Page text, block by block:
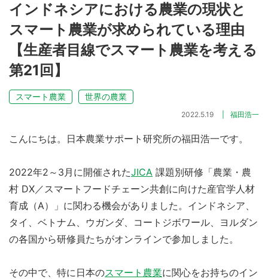
インドネシアにおける農業の現状と
スマート農業が求められている理由
【生産者目線でスマート農業を考える
第21回】
スマート農業 世界の農業
2022.5.19 福田浩一
こんにちは。日本農業サポート研究所の福田浩一です。
2022年2～3月に開催されたJICA 課題別研修「農業・農
村 DX／スマートフードチェーン共創に向けた産官学人材
育成（A）」に関わる機会がありました。インドネシア、
タイ、ベトナム、ウガンダ、コートジボワール、ヨルダン
の各国から研修員たちがオンラインで参加しました。
その中で、特に日本のスマート農業に関心をお持ちのイン